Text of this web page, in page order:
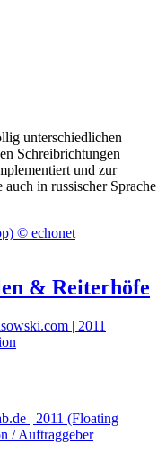
unterschiedlichen
Schreibrichtungen
und zur
in russischer Sprache
& Reiterhöfe